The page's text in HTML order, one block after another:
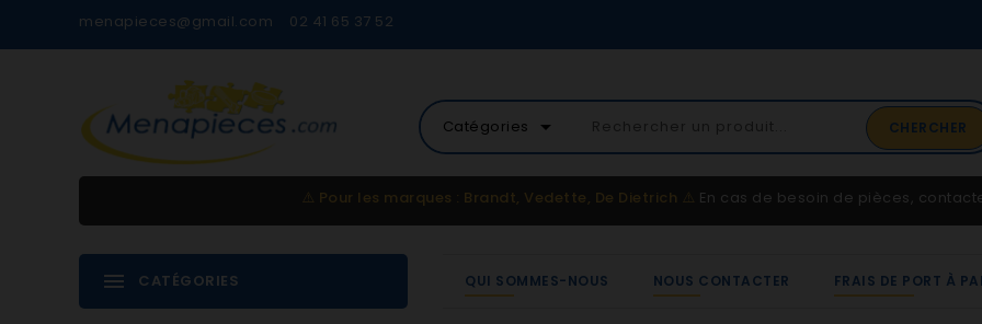
menapieces@gmail.com 02 41 65 37 52
Catégories arrow_drop_down CHERCHER
02 41 65 37 52
Service client
⚠️ Pour les marques : Brandt, Vedette, De Dietrich ⚠️ En cas de besoin de pièces,
CATÉGORIES QUI SOMMES-NOUS NOUS CONTACTER FRAIS DE PORT À